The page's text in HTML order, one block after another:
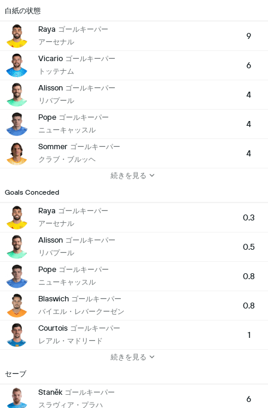
白紙の状態
Raya ゴールキーパー
アーセナル
9
Vicario ゴールキーパー
トッテナム
6
Alisson ゴールキーパー
リバプール
4
Pope ゴールキーパー
ニューキャッスル
4
Sommer ゴールキーパー
クラブ・ブルッヘ
4
続きを見る
Goals Conceded
Raya ゴールキーパー
アーセナル
0.3
Alisson ゴールキーパー
リバプール
0.5
Pope ゴールキーパー
ニューキャッスル
0.8
Blaswich ゴールキーパー
バイエル・レバークーゼン
0.8
Courtois ゴールキーパー
レアル・マドリード
1
続きを見る
セーブ
Staněk ゴールキーパー
スラヴィア・プラハ
6